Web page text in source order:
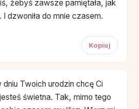
żebyś zawsze pamiętała, jak
I dzwoniła do mnie czasem.
Kopiuj
dniu Twoich urodzin chcę Ci
świetna. Tak, mimo tego